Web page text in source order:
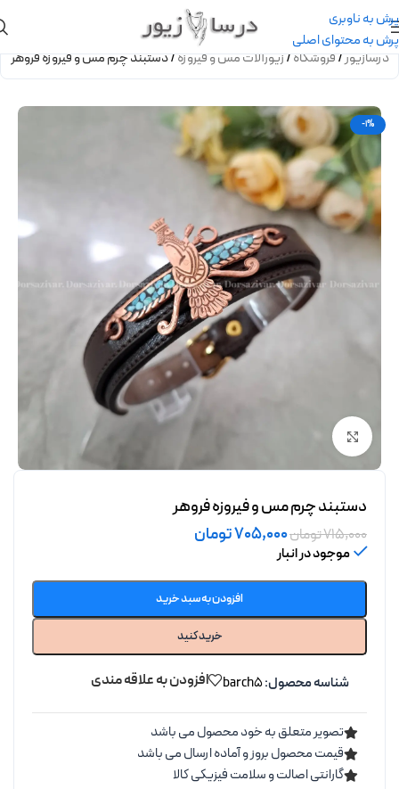
پرش به ناوبری
پرش به محتوای اصلی
درسازیور/فروشگاه/زیورآلات مس و فیروزه/دستبند چرم مس و فیروزه فروهر
-1%
برای بزرگنمایی کلیک کنید
دستبند چرم مس و فیروزه فروهر
715,000تومان705,000تومان
موجود در انبار
افزودن به سبد خرید
خرید کنید
شناسه محصول:barch5 افزودن به علاقه مندی
تصویر متعلق به خود محصول می باشد
قیمت محصول بروز و آماده ارسال می باشد
گارانتی اصالت و سلامت فیزیکی کالا